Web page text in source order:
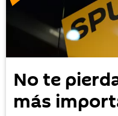
No te
más